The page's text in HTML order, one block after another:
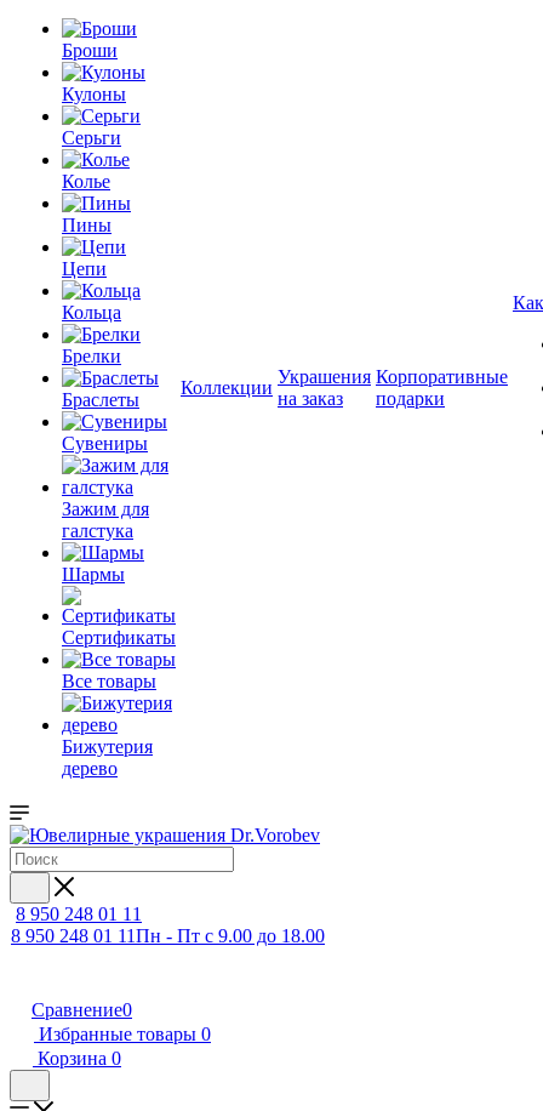
Броши
Кулоны
Серьги
Колье
Пины
Цепи
Кольца
Брелки
Браслеты
Сувениры
Зажим для
галстука
Шармы
Сертификаты
Все товары
Бижутерия
дерево
Коллекции
Украшения
на заказ
Корпоративные
подарки
8 950 248 01 11
8 950 248 01 11Пн - Пт с 9.00 до 18.00
Сравнение0
Избранные товары 0
Корзина 0